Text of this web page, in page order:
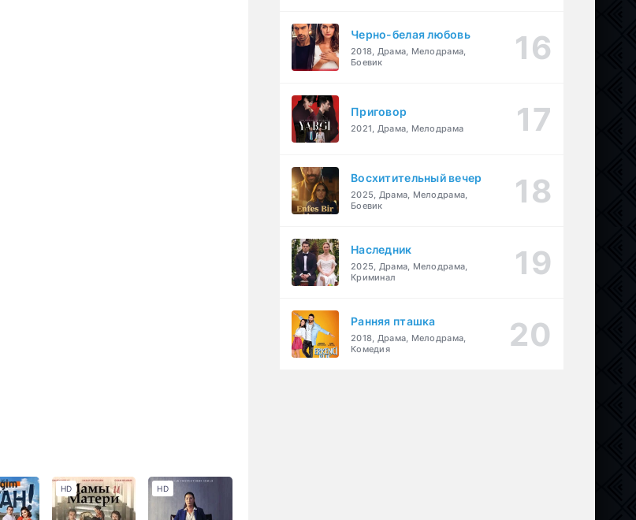
HD HD
Черно-белая любовь
2018, Драма, Мелодрама,
Боевик
Приговор
2021, Драма, Мелодрама
Восхитительный вечер
2025, Драма, Мелодрама,
Боевик
Наследник
2025, Драма, Мелодрама,
Криминал
Ранняя пташка
2018, Драма, Мелодрама,
Комедия